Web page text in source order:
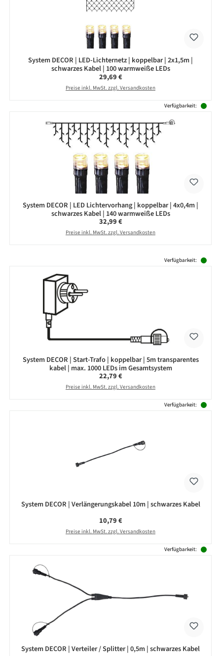
System DECOR | LED-Lichternetz | koppelbar | 2x1,5m |
schwarzes Kabel | 100 warmweiße LEDs
Regulärer Preis:
29,69 €
Preise inkl. MwSt. zzgl. Versandkosten
Verfügbarkeit:
System DECOR | LED Lichtervorhang | koppelbar | 4x0,4m |
schwarzes Kabel | 140 warmweiße LEDs
Regulärer Preis:
32,99 €
Preise inkl. MwSt. zzgl. Versandkosten
Verfügbarkeit:
System DECOR | Start-Trafo | koppelbar | 5m transparentes
kabel | max. 1000 LEDs im Gesamtsystem
Regulärer Preis:
22,79 €
Preise inkl. MwSt. zzgl. Versandkosten
Verfügbarkeit:
System DECOR | Verlängerungskabel 10m | schwarzes Kabel
Regulärer Preis:
10,79 €
Preise inkl. MwSt. zzgl. Versandkosten
Verfügbarkeit:
System DECOR | Verteiler / Splitter | 0,5m | schwarzes Kabel